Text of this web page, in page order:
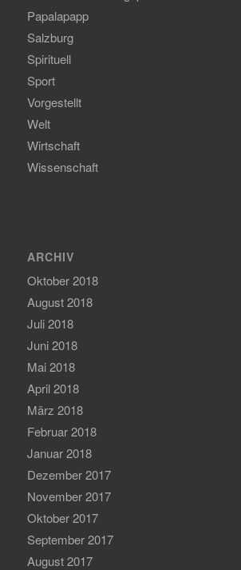
Papalapapp
Salzburg
Spirituell
Sport
Vorgestellt
Welt
Wirtschaft
Wissenschaft
ARCHIV
Oktober 2018
August 2018
Juli 2018
Juni 2018
Mai 2018
April 2018
März 2018
Februar 2018
Januar 2018
Dezember 2017
November 2017
Oktober 2017
September 2017
August 2017